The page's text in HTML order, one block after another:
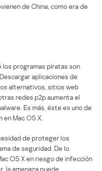
de China, como era de
programas piratas son
aplicaciones de
alternativos, sitios web
redes p2p aumenta el
Es más, éste es uno de
Mac OS X.
de proteger los
de seguridad. De lo
OS X en riesgo de infección
la amenaza puede